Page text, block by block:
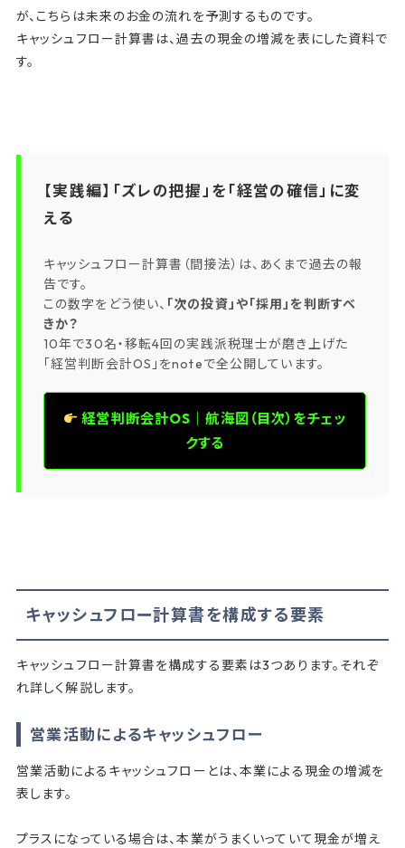
が、こちらは未来のお金の流れを予測するものです。
キャッシュフロー計算書は、過去の現金の増減を表にした資料で
す。
【実践編】「ズレの把握」を「経営の確信」に変
える
キャッシュフロー計算書（間接法）は、あくまで過去の報
告です。
この数字をどう使い、 「次の投資」や「採用」を判断すべ
きか？
10年で30名・移転4回の実践派税理士が磨き上げた
「経営判断会計OS」をnoteで全公開しています。
経営判断会計OS｜航海図（目次）をチェッ
クする
キャッシュフロー計算書を構成する要素
キャッシュフロー計算書を構成する要素は3つあります。それぞ
れ詳しく解説します。
営業活動によるキャッシュフロー
営業活動によるキャッシュフローとは、本業による現金の増減を
表します。
プラスになっている場合は、本業がうまくいっていて現金が増え